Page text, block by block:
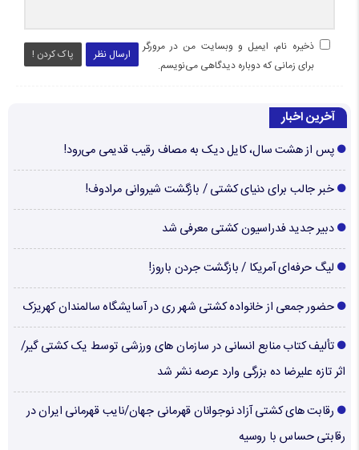
ارسال نظر پاک کردن !
ذخیره نام، ایمیل و وبسایت من در مرورگر
برای زمانی که دوباره دیدگاهی می‌نویسم.
آخرین اخبار
پس از هشت سال، کایل دیک به مصاف رقیب قدیمی می‌رود!
خبر جالب برای دنیای کشتی / بازگشت شیروانی مرادوف!
دبیر جدید فدراسیون کشتی معرفی شد
لیگ حرفه‌ای آمریکا / بازگشت جردن باروز!
حضور جمعی از خانواده کشتی شهر ری در آسایشگاه سالمندان کهریزک
تألیف کتاب منابع انسانی در سازمان های ورزشی توسط یک کشتی گیر/
اثر تازه علیرضا ده بزرگی وارد عرصه نشر شد
رقابت های کشتی آزاد نوجوانان قهرمانی جهان/نایب قهرمانی ایران در
رقابتی حساس با روسیه